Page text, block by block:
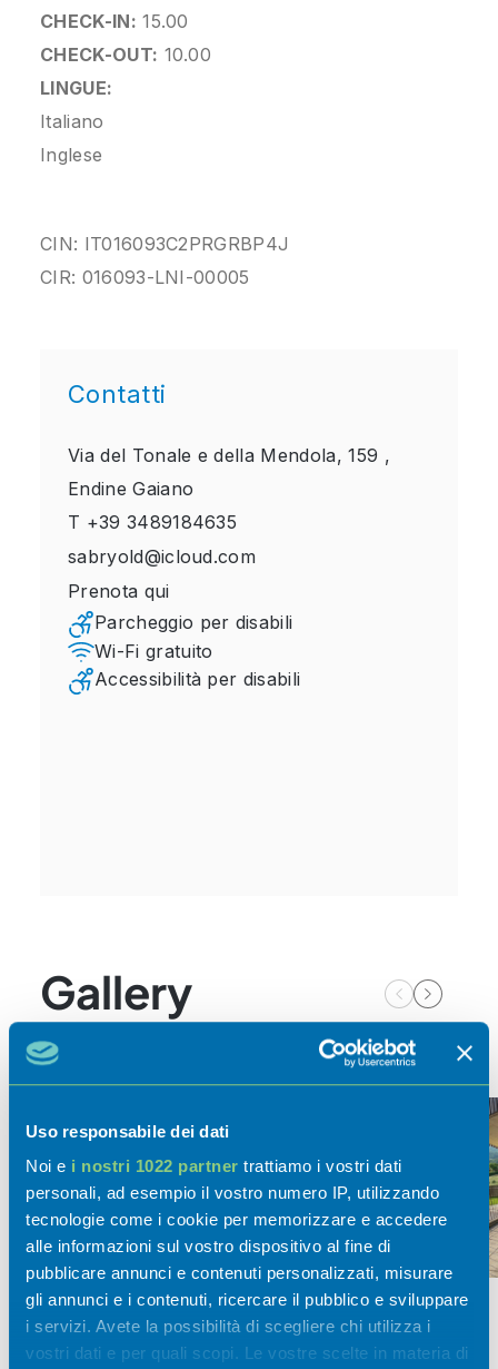
Uso responsabile dei dati
Noi e i nostri 1022 partner trattiamo i vostri dati
personali, ad esempio il vostro numero IP, utilizzando
tecnologie come i cookie per memorizzare e accedere
alle informazioni sul vostro dispositivo al fine di
pubblicare annunci e contenuti personalizzati, misurare
gli annunci e i contenuti, ricercare il pubblico e sviluppare
i servizi. Avete la possibilità di scegliere chi utilizza i
vostri dati e per quali scopi. Le vostre scelte in materia di
CHECK-IN: 15.00
CHECK-OUT: 10.00
LINGUE:
Italiano
Inglese
CIN: IT016093C2PRGRBP4J
CIR: 016093-LNI-00005
Contatti
Via del Tonale e della Mendola, 159 ,
Endine Gaiano
T +39 3489184635
sabryold@icloud.com
Prenota qui
Parcheggio per disabili
Wi-Fi gratuito
Accessibilità per disabili
Gallery